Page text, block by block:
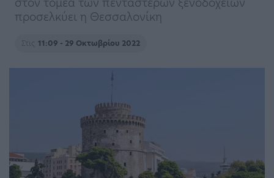
προσελκύει η Θεσσαλονίκη
Στις 11:09 - 29 Οκτωβρίου 2022